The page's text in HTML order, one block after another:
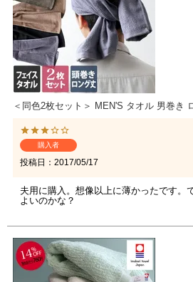
＜同色2枚セット＞ MEN'S タオル 男巻き
購入者
投稿日 2017/05/17
夫用に購入。想像以上に薄かったです。